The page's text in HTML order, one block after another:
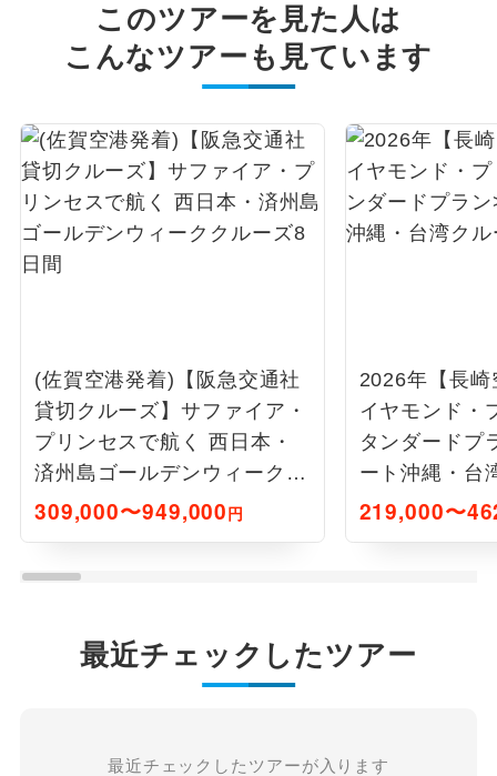
このツアーを見た人は
こんなツアーも見ています
(佐賀空港発着)【阪急交通社
貸切クルーズ】サファイア・
プリンセスで航く 西日本・
済州島ゴールデンウィークク
ルーズ8日間
309,000〜949,000円
2026年【長
イヤモンド・
タンダードプ
ート沖縄・台
間
219,000〜
最近チェックしたツアー
最近チェックしたツアーが入ります